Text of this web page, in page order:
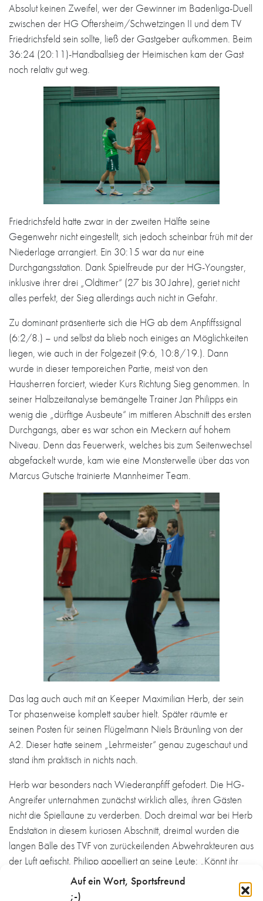
Auf ein Wort, Sportsfreund
;-)
Absolut keinen Zweifel, wer der Gewinner im Badenliga-Duell
zwischen der HG Oftersheim/Schwetzingen II und dem TV
Friedrichsfeld sein sollte, ließ der Gastgeber aufkommen. Beim
36:24 (20:11)-Handballsieg der Heimischen kam der Gast
noch relativ gut weg.
Friedrichsfeld hatte zwar in der zweiten Hälfte seine
Gegenwehr nicht eingestellt, sich jedoch scheinbar früh mit der
Niederlage arrangiert. Ein 30:15 war da nur eine
Durchgangsstation. Dank Spielfreude pur der HG-Youngster,
inklusive ihrer drei „Oldtimer“ (27 bis 30 Jahre), geriet nicht
alles perfekt, der Sieg allerdings auch nicht in Gefahr.
Zu dominant präsentierte sich die HG ab dem Anpfiffssignal
(6:2/8.) – und selbst da blieb noch einiges an Möglichkeiten
liegen, wie auch in der Folgezeit (9:6, 10:8/19.). Dann
wurde in dieser temporeichen Partie, meist von den
Hausherren forciert, wieder Kurs Richtung Sieg genommen. In
seiner Halbzeitanalyse bemängelte Trainer Jan Philipps ein
wenig die „dürftige Ausbeute“ im mittleren Abschnitt des ersten
Durchgangs, aber es war schon ein Meckern auf hohem
Niveau. Denn das Feuerwerk, welches bis zum Seitenwechsel
abgefackelt wurde, kam wie eine Monsterwelle über das von
Marcus Gutsche trainierte Mannheimer Team.
Das lag auch auch mit an Keeper Maximilian Herb, der sein
Tor phasenweise komplett sauber hielt. Später räumte er
seinen Posten für seinen Flügelmann Niels Bräunling von der
A2. Dieser hatte seinem „Lehrmeister“ genau zugeschaut und
stand ihm praktisch in nichts nach.
Herb war besonders nach Wiederanpfiff gefodert. Die HG-
Angreifer unternahmen zunächst wirklich alles, ihren Gästen
nicht die Spiellaune zu verderben. Doch dreimal war bei Herb
Endstation in diesem kuriosen Abschnitt, dreimal wurden die
langen Bälle des TVF von zurückeilenden Abwehrakteuren aus
der Luft gefischt. Philipp appelliert an seine Leute: „Könnt ihr
irgendwann wieder gescheit spielen?“ Rückraummann Luca
Metz erhörte ihn als Erster und eröffnete die Forsetzung des